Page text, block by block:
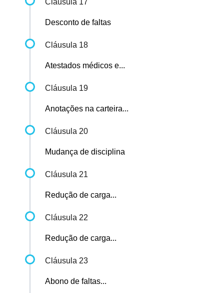
Cláusula 17
Desconto de faltas
Cláusula 18
Atestados médicos e...
Cláusula 19
Anotações na carteira...
Cláusula 20
Mudança de disciplina
Cláusula 21
Redução de carga...
Cláusula 22
Redução de carga...
Cláusula 23
Abono de faltas...